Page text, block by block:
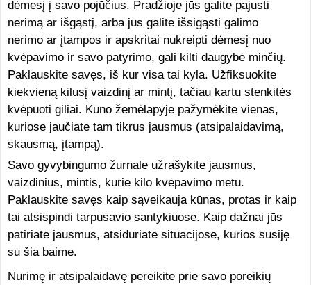
dėmesį į savo pojūčius. Pradžioje jūs galite pajusti
nerimą ar išgąstį, arba jūs galite išsigąsti galimo
nerimo ar įtampos ir apskritai nukreipti dėmesį nuo
kvėpavimo ir savo patyrimo, gali kilti daugybė minčių.
Paklauskite savęs, iš kur visa tai kyla. Užfiksuokite
kiekvieną kilusį vaizdinį ar mintį, tačiau kartu stenkitės
kvėpuoti giliai. Kūno žemėlapyje pažymėkite vienas,
kuriose jaučiate tam tikrus jausmus (atsipalaidavimą,
skausmą, įtampą).
Savo gyvybingumo žurnale užrašykite jausmus,
vaizdinius, mintis, kurie kilo kvėpavimo metu.
Paklauskite savęs kaip sąveikauja kūnas, protas ir kaip
tai atsispindi tarpusavio santykiuose. Kaip dažnai jūs
patiriate jausmus, atsiduriate situacijose, kurios susiję
su šia baime.
Nurimę ir atsipalaidavę pereikite prie savo poreikių